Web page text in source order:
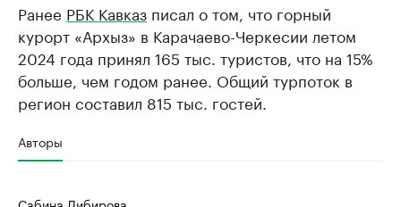
Ранее РБК Кавказ писал о том, что горный
курорт «Архыз» в Карачаево-Черкесии летом
2024 года принял 165 тыс. туристов, что на 15%
больше, чем годом ранее. Общий турпоток в
регион составил 815 тыс. гостей.
Авторы